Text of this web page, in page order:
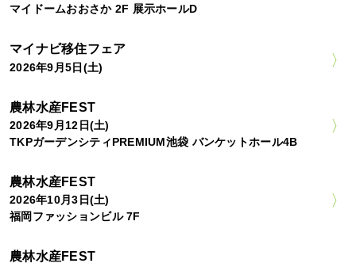
マイドームおおさか 2F 展示ホールD
マイナビ移住フェア
2026年9月5日(土)
農林水産FEST
2026年9月12日(土)
TKPガーデンシティPREMIUM池袋 バンケットホール4B
農林水産FEST
2026年10月3日(土)
福岡ファッションビル 7F
農林水産FEST